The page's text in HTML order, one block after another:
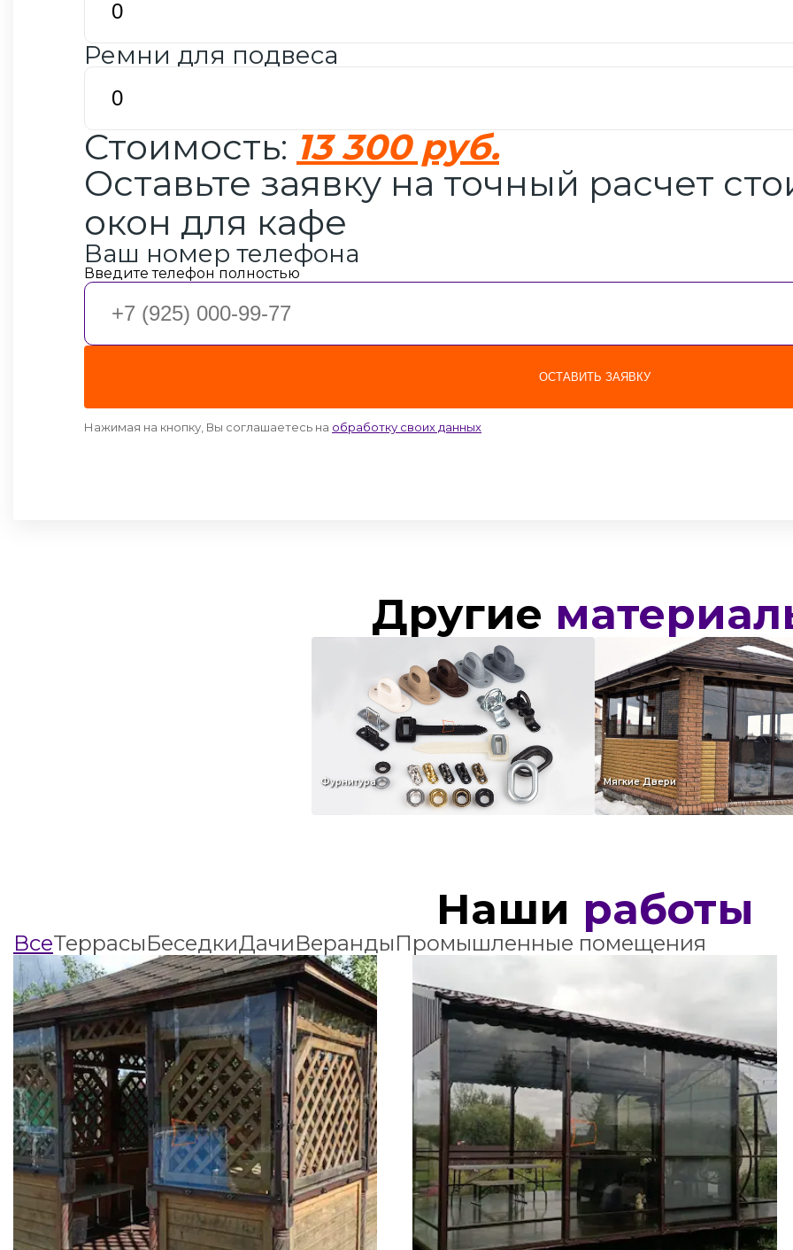
Ремни для подвеса
Стоимость: 13 300 руб.
Оставьте заявку на точный расчет
окон для кафе
Ваш номер телефона
Введите телефон полностью
ОСТАВИТЬ ЗАЯВКУ
Нажимая на кнопку, Вы соглашаетесь на обработку своих данных
Другие
Фурнитура
Посмотреть
Мягкие Двери
Посмотреть
Наши работы
ВсеТеррасыБеседкиДачиВерандыПромышленные помещения